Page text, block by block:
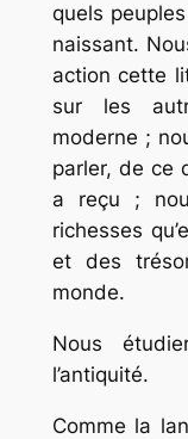
quels
naissant.
action cette
sur les
moderne ;
parler, de ce
a reçu ;
richesses
et des
monde.
Nous
l’antiquité.
Comme la